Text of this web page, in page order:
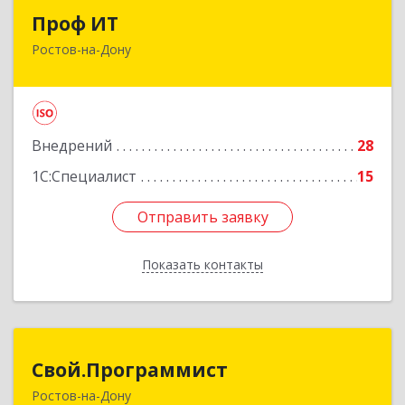
Проф ИТ
Ростов-на-Дону
Внедрений
28
1С:Специалист
15
Отправить заявку
Показать контакты
344068, Ростовская обл, Ростов-на-Дону г,
Отправить заявку
Назад
Свой.Программист
Ростов-на-Дону
344064, Ростовская обл, Ростов-на-Дону г,